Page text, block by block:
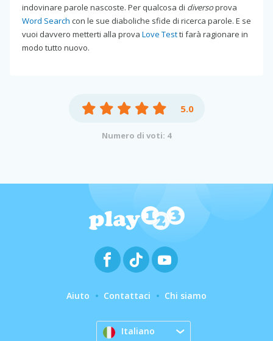
indovinare parole nascoste. Per qualcosa di diversoprova
Word Search con le sue diaboliche sfide di ricerca parole. E se
vuoi davvero metterti alla prova Love Testti farà ragionare in
modo tutto nuovo.
5.0
Numero di voti: 4
Aiuto Contattaci Chi siamo
Italiano